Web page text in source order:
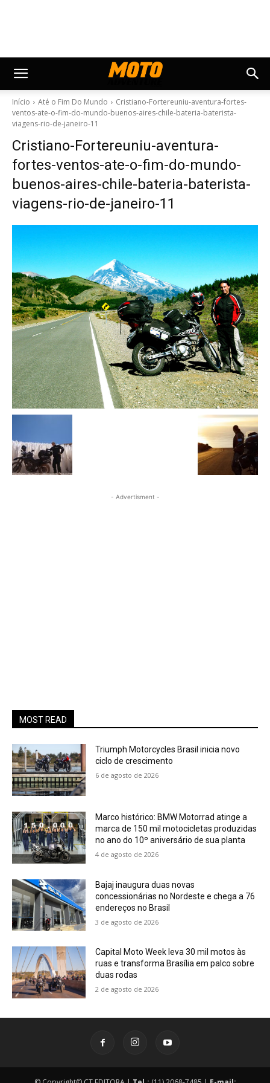
Início Até o Fim Do Mundo
Cristiano-Fortereuniu-aventura-fortes-
ventos-ate-o-fim-do-mundo-buenos-aires-chile-bateria-baterista-
viagens-rio-de-janeiro-11
Cristiano-Fortereuniu-aventura-
fortes-ventos-ate-o-fim-do-mundo-
buenos-aires-chile-bateria-baterista-
viagens-rio-de-janeiro-11
- Advertisment -
MOST READ
Triumph Motorcycles Brasil inicia novo
ciclo de crescimento
6 de agosto de 2026
Marco histórico: BMW Motorrad atinge a
marca de 150 mil motocicletas produzidas
no ano do 10º aniversário de sua planta
4 de agosto de 2026
Bajaj inaugura duas novas
concessionárias no Nordeste e chega a 76
endereços no Brasil
3 de agosto de 2026
Capital Moto Week leva 30 mil motos às
ruas e transforma Brasília em palco sobre
duas rodas
2 de agosto de 2026